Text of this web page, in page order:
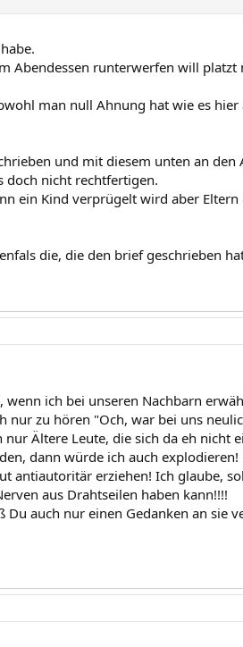
Abendessen runterwerfen will platzt
man null Ahnung hat wie es hier
und mit diesem unten an den
doch nicht rechtfertigen.
ein Kind verprügelt wird aber
die, die den brief geschrieben
ich bei unseren Nachbarn
nur zu hören "Och, war bei uns
Ältere Leute, die sich da eh nicht
dann würde ich auch explodieren!
antiautoritär erziehen! Ich glaube,
aus Drahtseilen haben kann!!!!
auch nur einen Gedanken an sie